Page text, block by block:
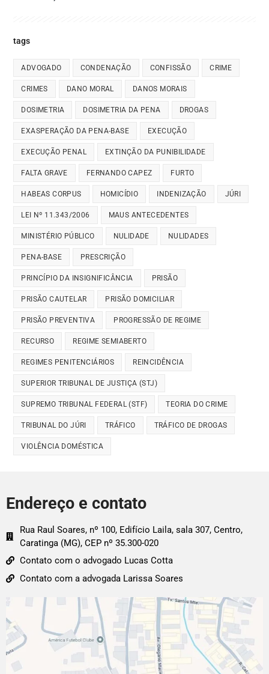
tags
ADVOGADO CONDENAÇÃO CONFISSÃO CRIME
CRIMES DANO MORAL DANOS MORAIS
DOSIMETRIA DOSIMETRIA DA PENA DROGAS
EXASPERAÇÃO DA PENA-BASE EXECUÇÃO
EXECUÇÃO PENAL EXTINÇÃO DA PUNIBILIDADE
FALTA GRAVE FERNANDO CAPEZ FURTO
HABEAS CORPUS HOMICÍDIO INDENIZAÇÃO JÚRI
LEI Nº 11.343/2006 MAUS ANTECEDENTES
MINISTÉRIO PÚBLICO NULIDADE NULIDADES
PENA-BASE PRESCRIÇÃO
PRINCÍPIO DA INSIGNIFICÂNCIA PRISÃO
PRISÃO CAUTELAR PRISÃO DOMICILIAR
PRISÃO PREVENTIVA PROGRESSÃO DE REGIME
RECURSO REGIME SEMIABERTO
REGIMES PENITENCIÁRIOS REINCIDÊNCIA
SUPERIOR TRIBUNAL DE JUSTIÇA (STJ)
SUPREMO TRIBUNAL FEDERAL (STF) TEORIA DO CRIME
TRIBUNAL DO JÚRI TRÁFICO TRÁFICO DE DROGAS
VIOLÊNCIA DOMÉSTICA
Endereço e contato
Rua Raul Soares, nº 100, Edifício Laila, sala 307, Centro,
Caratinga (MG), CEP nº 35.300-020
Contato com o advogado Lucas Cotta
Contato com a advogada Larissa Soares